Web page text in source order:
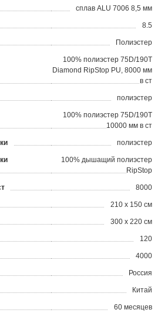
сплав ALU 7006 8,5 мм
8.5
Полиэстер
100% полиэстер 75D/190T
Diamond RipStop PU, 8000 мм
в ст
полиэстер
100% полиэстер 75D/190T
10000 мм в ст
полиэстер
100% дышащий полиэстер
RipStop
8000
210 х 150 см
300 х 220 см
120
4000
Россия
Китай
60 месяцев